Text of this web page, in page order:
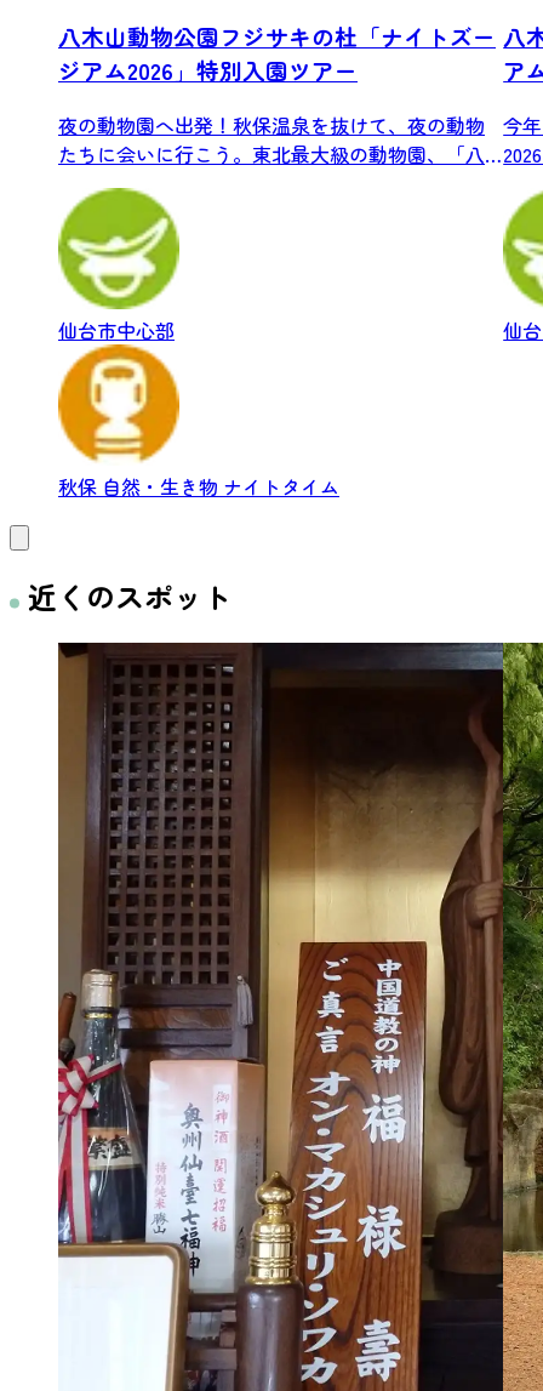
八木山動物公園フジサキの杜「ナイトズー
ジアム2026」特別入園ツアー
夜の動物園へ出発！秋保温泉を抜けて、夜の動物
たちに会いに行こう。東北最大級の動物園、「八
木山動...
仙台市中心部
秋保 自然・生き物 ナイトタイム
八
ア
今
内
仙
近くのスポット